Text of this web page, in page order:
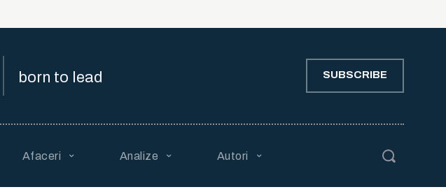
born to lead SUBSCRIBE
Afaceri Analize Autori